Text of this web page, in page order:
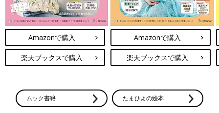
Amazonで購入
楽天ブックスで購入
Amazonで購入
楽天ブックスで購入
ムック書籍 たまひよの絵本